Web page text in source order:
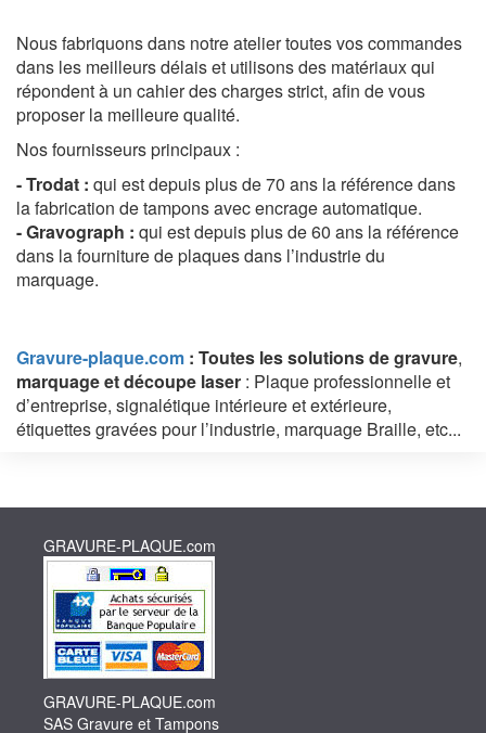
Nous fabriquons dans notre atelier toutes vos commandes
dans les meilleurs délais et utilisons des matériaux qui
répondent à un cahier des charges strict, afin de vous
proposer la meilleure qualité.
Nos fournisseurs principaux :
- Trodat : qui est depuis plus de 70 ans la référence dans
la fabrication de tampons avec encrage automatique.
- Gravograph : qui est depuis plus de 60 ans la référence
dans la fourniture de plaques dans l’industrie du
marquage.
Gravure-plaque.com : Toutes les solutions de gravure,
marquage et découpe laser : Plaque professionnelle et
d’entreprise, signalétique intérieure et extérieure,
étiquettes gravées pour l’industrie, marquage Braille, etc...
GRAVURE-PLAQUE.com
GRAVURE-PLAQUE.com
SAS Gravure et Tampons